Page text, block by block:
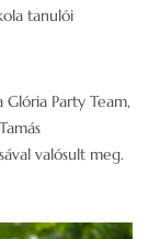
tanulói
Party Team,
valósult meg.